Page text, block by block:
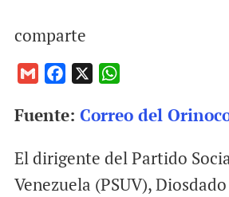
comparte
a
l
c
b
a
s
A
Fuente: Correo del
El dirigente del Partido
Venezuela (PSUV),